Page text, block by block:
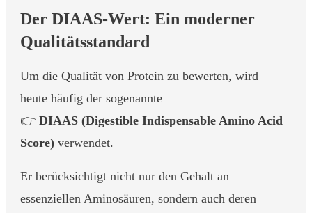
Der DIAAS-Wert: Ein moderner
Qualitätsstandard
Um die Qualität von Protein zu bewerten, wird
heute häufig der sogenannte
👉 DIAAS (Digestible Indispensable Amino Acid
Score) verwendet.
Er berücksichtigt nicht nur den Gehalt an
essenziellen Aminosäuren, sondern auch deren